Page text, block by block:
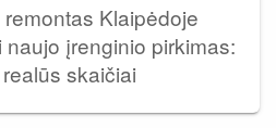
Klaipėdoje
įrenginio pirkimas:
skaičiai